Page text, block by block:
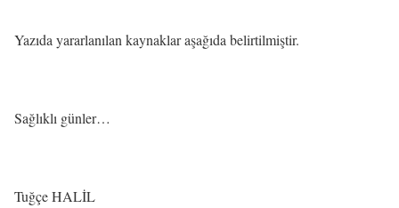
Yazıda yararlanılan kaynaklar aşağıda belirtilmiştir.
Sağlıklı günler…
Tuğçe HALİL